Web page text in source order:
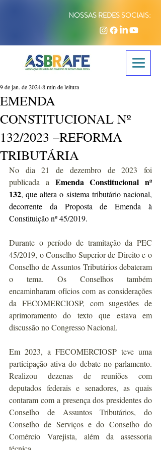
NOSSAS REDES SOCIAIS:
EMENDA
CONSTITUCIONAL Nº
132/2023 –REFORMA
TRIBUTÁRIA
9 de jan. de 20248 min de leitura
No dia 21 de dezembro de 2023 foi
publicada a Emenda Constitucional nº
132, que altera o sistema tributário nacional,
decorrente da Proposta de Emenda à
Constituição nº 45/2019.
Durante o período de tramitação da PEC
45/2019, o Conselho Superior de Direito e o
Conselho de Assuntos Tributários debateram
o tema. Os Conselhos também
encaminharam ofícios com as considerações
da FECOMERCIOSP, com sugestões de
aprimoramento do texto que estava em
discussão no Congresso Nacional.
Em 2023, a FECOMERCIOSP teve uma
participação ativa do debate no parlamento.
Realizou dezenas de reuniões com
deputados federais e senadores, as quais
contaram com a presença dos presidentes do
Conselho de Assuntos Tributários, do
Conselho de Serviços e do Conselho do
Comércio Varejista, além da assessoria